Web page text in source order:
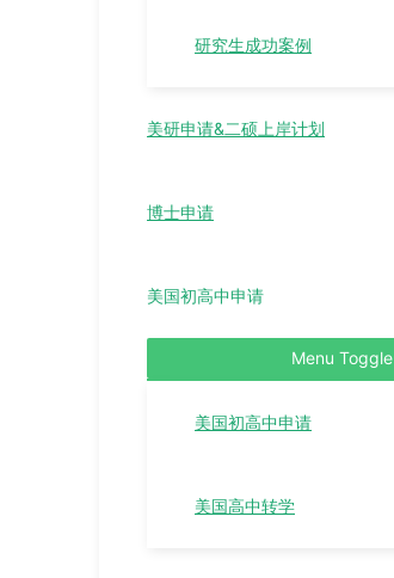
研究生成功案例
美研申请&二硕上岸计划
博士申请
美国初高中申请
Menu Toggle
美国初高中申请
美国高中转学